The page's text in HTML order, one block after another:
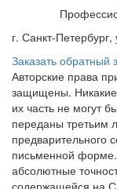
г. Санкт-
Заказать обратный
Авторские права
защищены.
их часть не могут
переданы третьим
письменной
абсолютные
содержащейся на